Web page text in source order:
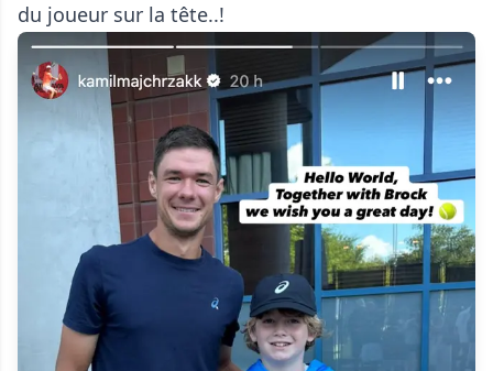
du joueur sur la tête..!